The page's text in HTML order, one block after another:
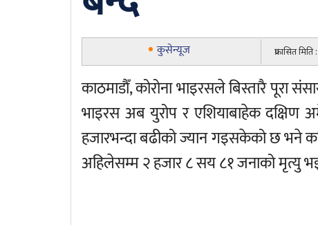
कुसेन्यूज प्रकासित
काठमाडाैँ, कोरोना भाइरसले बिस्तारै पूरा
भाइरस अब युरोप र एशियाबाहेक दक्षिण
हजारभन्दा बढीको ज्यान गइसकेको छ भने
अहिलेसम्म २ हजार ८ सय ८१ जनाको मृत्यु